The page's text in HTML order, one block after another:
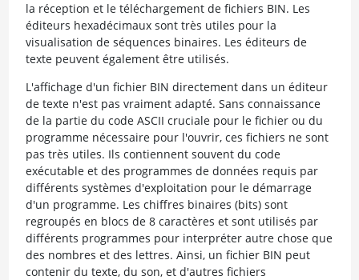
la réception et le téléchargement de fichiers BIN. Les
éditeurs hexadécimaux sont très utiles pour la
visualisation de séquences binaires. Les éditeurs de
texte peuvent également être utilisés.
L'affichage d'un fichier BIN directement dans un éditeur
de texte n'est pas vraiment adapté. Sans connaissance
de la partie du code ASCII cruciale pour le fichier ou du
programme nécessaire pour l'ouvrir, ces fichiers ne sont
pas très utiles. Ils contiennent souvent du code
exécutable et des programmes de données requis par
différents systèmes d'exploitation pour le démarrage
d'un programme. Les chiffres binaires (bits) sont
regroupés en blocs de 8 caractères et sont utilisés par
différents programmes pour interpréter autre chose que
des nombres et des lettres. Ainsi, un fichier BIN peut
contenir du texte, du son, et d'autres fichiers